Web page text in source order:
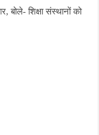
बोले- शिक्षा संस्थानों को